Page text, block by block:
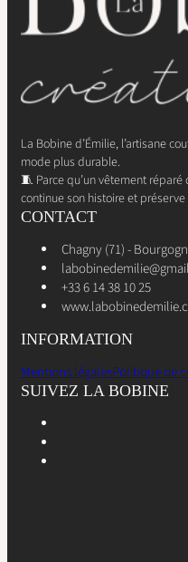
La Bobine d’Émilie, l’artisane
mode plus durable.
🧵 Parce qu’un vêtement
continue son histoire et
CONTACT
Chagny (71) -
+33 6 14 38 10 25
INFORMATION
Mentions légalesPolitique de
SUIVEZ LA BOBINE